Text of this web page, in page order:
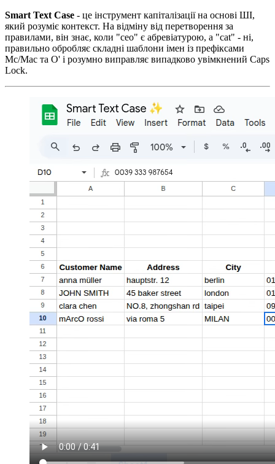
Smart Text Case - це інструмент капіталізації на основі ШІ,
який розуміє контекст. На відміну від перетворення за
правилами, він знає, коли "ceo" є абревіатурою, а "cat" - ні,
правильно обробляє складні шаблони імен із префіксами
Mc/Mac та O' і розумно виправляє випадково увімкнений Caps
Lock.